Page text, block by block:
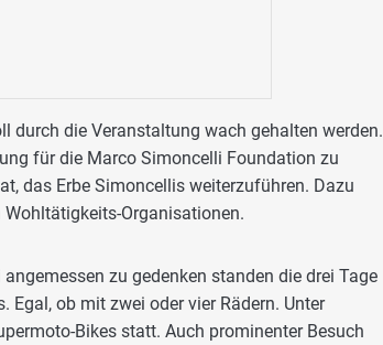
durch die Veranstaltung wach gehalten werden.
für die Marco Simoncelli Foundation zu
das Erbe Simoncellis weiterzuführen. Dazu
Organisationen.
zu gedenken standen die drei Tage
Egal, ob mit zwei oder vier Rädern. Unter
Bikes statt. Auch prominenter Besuch